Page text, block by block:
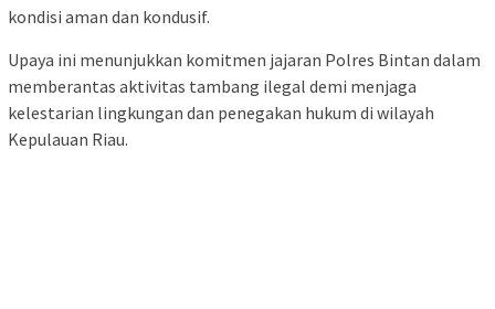
kondisi aman dan kondusif.
Upaya ini menunjukkan komitmen jajaran Polres Bintan dalam
memberantas aktivitas tambang ilegal demi menjaga
kelestarian lingkungan dan penegakan hukum di wilayah
Kepulauan Riau.